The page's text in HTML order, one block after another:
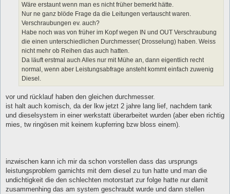
Wäre erstaunt wenn man es nicht früher bemerkt hätte.
Nur ne ganz blöde Frage da die Leitungen vertauscht waren.
Verschraubungen ev. auch?
Habe noch was von früher im Kopf wegen IN und OUT Verschraubung
die einen unterschiedlichen Durchmesser( Drosselung) haben. Weiss
nicht mehr ob Reihen das auch hatten.
Da läuft erstmal auch Alles nur mit Mühe an, dann eigentlich recht
normal, wenn aber Leistungsabfrage ansteht kommt einfach zuwenig
Diesel.
vor und rücklauf haben den gleichen durchmesser.
ist halt auch komisch, da der lkw jetzt 2 jahre lang lief, nachdem tank
und dieselsystem in einer werkstatt überarbeitet wurden (aber eben richtig
mies, tw ringösen mit keinem kupferring bzw bloss einem).
inzwischen kann ich mir da schon vorstellen dass das ursprungs
leistungsproblem garnichts mit dem diesel zu tun hatte und man die
undichtigkeit die den schlechten motorstart zur folge hatte nur damit
zusammenhing das am system geschraubt wurde und dann stellen